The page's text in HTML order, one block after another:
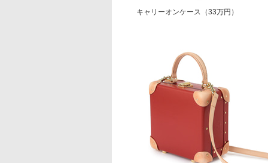
キャリーオンケース（33万円）